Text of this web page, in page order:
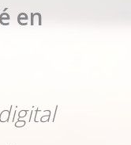
en